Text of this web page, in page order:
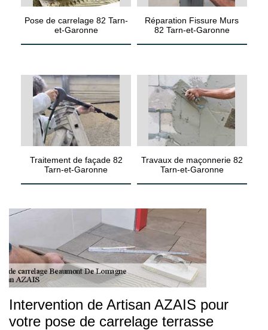
Pose de carrelage 82 Tarn-
et-Garonne
Réparation Fissure Murs
82 Tarn-et-Garonne
Traitement de façade 82
Tarn-et-Garonne
Travaux de maçonnerie 82
Tarn-et-Garonne
Intervention de Artisan AZAIS pour
votre pose de carrelage terrasse